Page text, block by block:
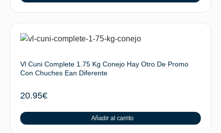
Vl Cuni Complete 1.75 Kg Conejo Hay Otro De Promo
Con Chuches Ean Diferente
20.95€
Añadir al carrito